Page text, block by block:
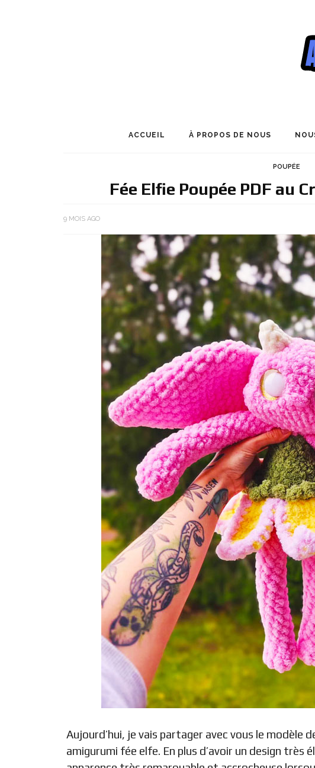
ACCUEIL À PROPOS DE NOUS
POUPÉE
Fée Elfie Poupée PDF au
9 MOIS AGO
Aujourd’hui, je vais partager avec vous le modèle
amigurumi fée elfe. En plus d’avoir un design très